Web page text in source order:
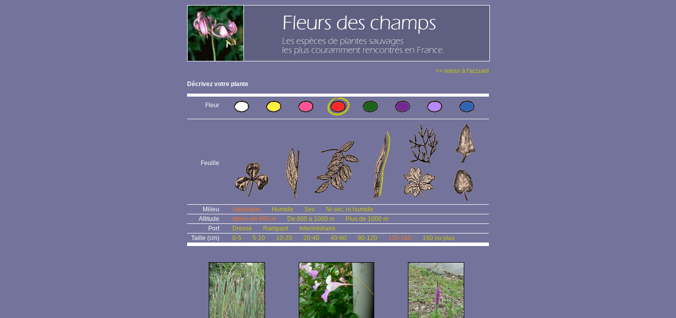
<< retour à l'accueil
Décrivez votre plante
Fleur
Feuille
Milieu Aquatique Humide Sec
Ni sec, ni humide
Altitude
Moins de 600 m De 600 à 1000 m
Plus de 1000 m
Port
Dressé Rampant
Intermédiaire
Taille (cm)
0-5 5-10 10-20 20-40 40-80 80-120 120-160 160 ou plus